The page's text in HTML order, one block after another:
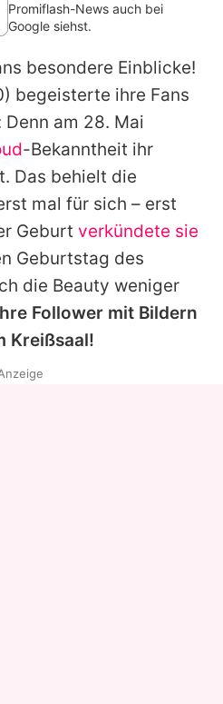
Richtlinien
verwalten
Promiflash-News auch bei
Google siehst.
besondere Einblicke!
begeisterte ihre Fans
am 28. Mai
-Bekanntheit ihr
Das behielt die
mal für sich – erst
Geburt verkündete sie
Geburtstag des
die Beauty weniger
Follower mit Bildern
Kreißsaal!